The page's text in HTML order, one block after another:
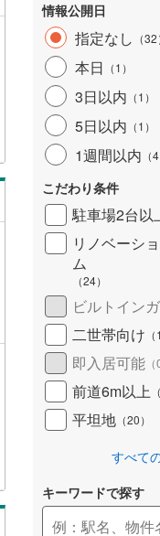
情報公開日
指定なし （32
本日 （1 ）
3日以内 （1 ）
5日以内 （1 ）
1週間以内 （4
こだわり条件
駐車場2台以
リノベーシ
ム
（24）
ビルトイン
二世帯向け （1
即入居可能 （
前道6m以上 （
平坦地 （20）
すべて
キーワードで探す
指宿枕崎線
筑肥線 ( 0)
久大本線(0)
日田彦山線(0)
筑豊本線(0)
北海道新幹線(
山形新幹線 (0
東海道新幹線
九州新幹線
札幌市営地下鉄東豊線
東京メトロ銀座線
東京メトロ副都心線